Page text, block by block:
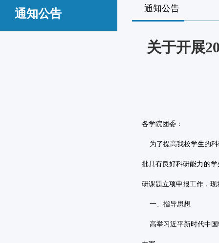
通知公告 通知公告
关于开展
各学院团委：
为了提高我校学生的
批具有良好科研能力的
研课题立项申报工作，
一、指导思想
高举习近平新时代中